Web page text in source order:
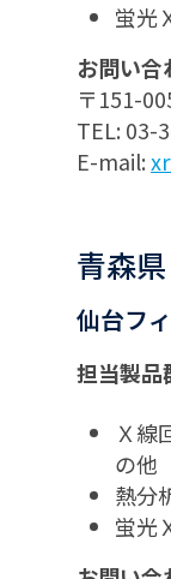
蛍光
お問い合
〒151-
TEL: 03-
E-mail:
青森
仙台フ
担当製品
Ｘ線
の他
熱分
蛍光